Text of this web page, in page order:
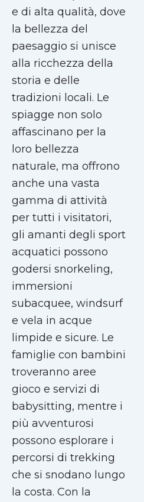
e di alta qualità, dove
la bellezza del
paesaggio si unisce
alla ricchezza della
storia e delle
tradizioni locali. Le
spiagge non solo
affascinano per la
loro bellezza
naturale, ma offrono
anche una vasta
gamma di attività
per tutti i visitatori,
gli amanti degli sport
acquatici possono
godersi snorkeling,
immersioni
subacquee, windsurf
e vela in acque
limpide e sicure. Le
famiglie con bambini
troveranno aree
gioco e servizi di
babysitting, mentre i
più avventurosi
possono esplorare i
percorsi di trekking
che si snodano lungo
la costa. Con la